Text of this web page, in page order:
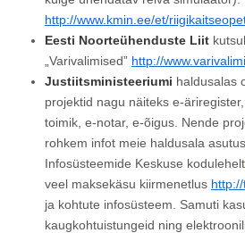
http://www.kmin.ee/et/
Eesti Noorteühenduste Liit
„Varivalimised” http://
Justiitsministeeriumi haldusalas
projektid nagu näiteks e-
toimik, e-notar, e-õigus. Nende
rohkem infot meie haldusala
Infosüsteemide Keskuse kodulehelt
veel maksekäsu kiirmenetlus
ja kohtute infosüsteem. Samuti
kaugkohtuistungeid ning